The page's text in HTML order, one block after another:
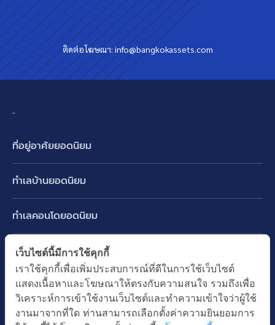
ติดต่อโฆษณา:info@bangkokassets.com
-
ที่อยู่อาศัยยอดนิยม
ทาวน์เฮ้าส์ ทาวน์โฮม
คอนโดมิเนียม
อาคารพาณิชย์ ตึกแถว
ที่ดินเปล่า
อพาร์ทเม้นท์ หอพัก
ทำเลบ้านยอดนิยม
บางนา รามคำแหง 2
ปทุมธานี รังสิต ลำลูกกา
นนทบุรี บางใหญ่ บางบัวทอง
ทำเลคอนโดยอดนิยม
พระราม 9
อ่อนนุช ปุณณวิถี
รัชดาภิเษก ห้วยขวาง
ทำเล BTS ยอดนิยม
BTS ทองหล่อ
BTS เอกมัย
BTS พร้อมพงษ์
ทำเล MRT ยอดนิยม
MRT เพชรบุรี
คำค้นยอดนิยม
เว็บไซต์นี้มีการใช้คุกกี้
เราใช้คุกกี้เพื่อเพิ่มประสบการณ์ที่ดีในการใช้เว็บไซต์
แสดงเนื้อหาและโฆษณาให้ตรงกับความสนใจ รวมถึงเพื่อ
วิเคราะห์การเข้าใช้งานเว็บไซต์และทำความเข้าใจว่าผู้ใช้
งานมาจากที่ใด ท่านสามารถเลือกตั้งค่าความยินยอมการ